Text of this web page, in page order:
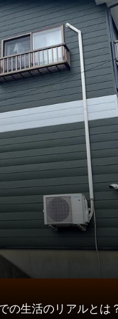
の生活のリアルとは